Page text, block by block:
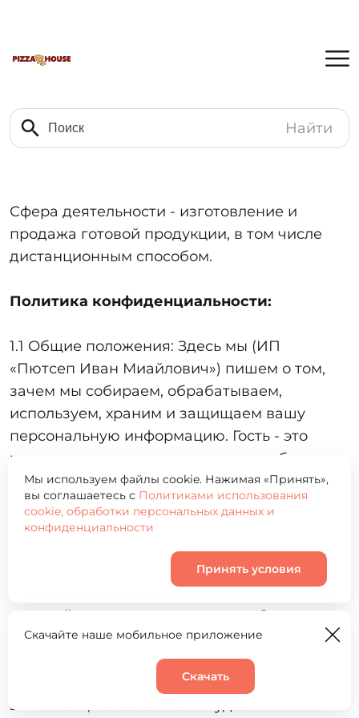
Найти
Сфера деятельности - изготовление и
продажа готовой продукции, в том числе
дистанционным способом.
Политика конфиденциальности:
1.1 Общие положения: Здесь мы (ИП
«Пютсеп Иван Миайлович») пишем о том,
зачем мы собираем, обрабатываем,
используем, храним и защищаем вашу
персональную информацию. Гость - это
клиент или иное лицо, к которому обращена
данная политика конфиденциальности.
Персональная информация — это: Фамилия,
имя, отчество; дата рождения; пол; адрес
доставки; номер телефона; адрес
электронной почты и иные сведения.
который удостоверяет личность. Запись
разговора во время обращения в
организацию. Мы можем собирать эти
данных, хранить, изменять по просьбе
заявителя, использовать и удалять.
Мы используем файлы cookie. Нажимая «Принять»,
вы соглашаетесь с Политиками использования
cookie, обработки персональных данных и
конфиденциальности
Принять условия
Скачайте наше мобильное приложение
Скачать